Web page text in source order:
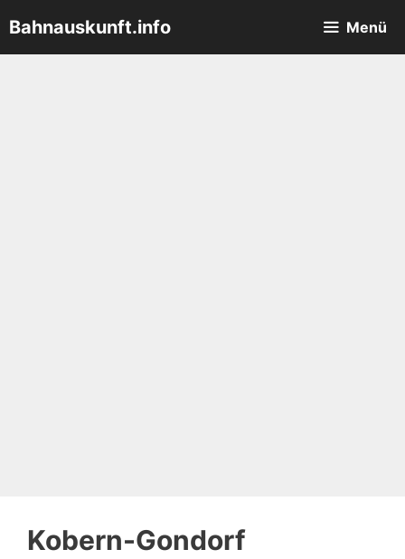
Inhalt
springen
Bahnauskunft.info Menü
Kobern-Gondorf